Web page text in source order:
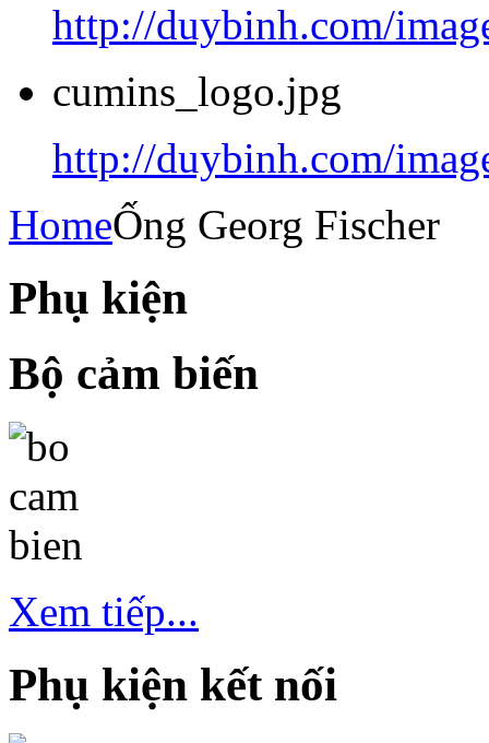
http://duybinh.com/
cumins_logo.jpg
http://duybinh.com/
HomeỐng Georg Fischer
Phụ kiện
Bộ cảm biến
Xem tiếp...
Phụ kiện kết nối